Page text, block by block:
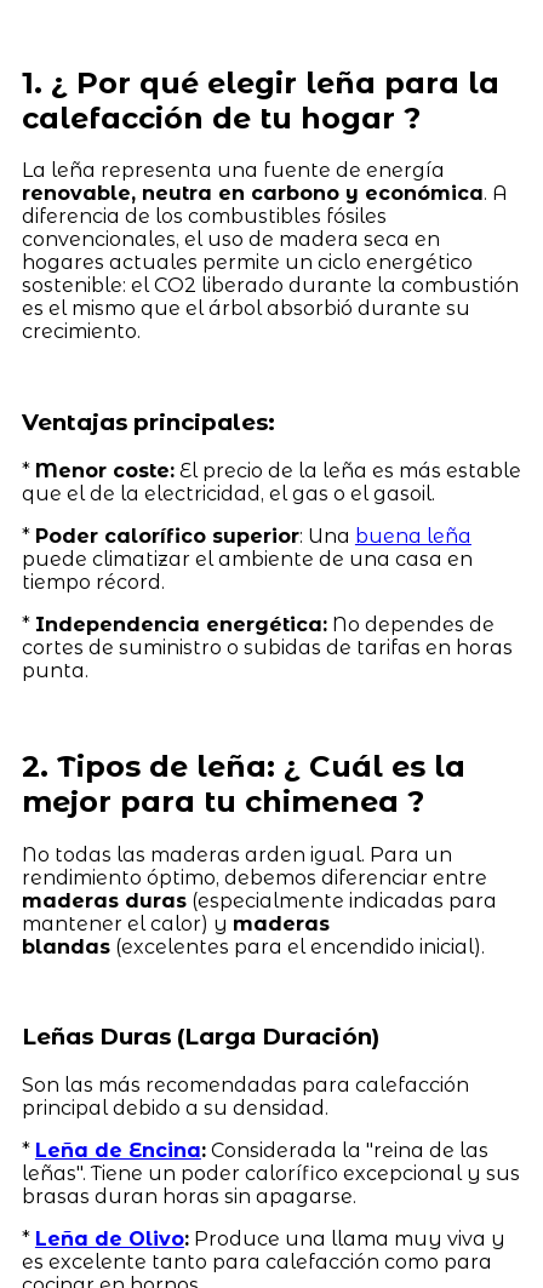
1. ¿ Por qué elegir leña para la
calefacción de tu hogar ?
La leña representa una fuente de energía
renovable, neutra en carbono y económica. A
diferencia de los combustibles fósiles
convencionales, el uso de madera seca en
hogares actuales permite un ciclo energético
sostenible: el CO2 liberado durante la combustión
es el mismo que el árbol absorbió durante su
crecimiento.
Ventajas principales:
* Menor coste:El precio de la leña es más estable
que el de la electricidad, el gas o el gasoil.
* Poder calorífico superior: Una buena leña
puede climatizar el ambiente de una casa en
tiempo récord.
* Independencia energética:No dependes de
cortes de suministro o subidas de tarifas en horas
punta.
2. Tipos de leña: ¿ Cuál es la
mejor para tu chimenea ?
No todas las maderas arden igual. Para un
rendimiento óptimo, debemos diferenciar entre
maderas duras(especialmente indicadas para
mantener el calor) y maderas
blandas(excelentes para el encendido inicial).
Leñas Duras (Larga Duración)
Son las más recomendadas para calefacción
principal debido a su densidad.
* Leña de Encina:Considerada la "reina de las
leñas". Tiene un poder calorífico excepcional y sus
brasas duran horas sin apagarse.
* Leña de Olivo:Produce una llama muy viva y
es excelente tanto para calefacción como para